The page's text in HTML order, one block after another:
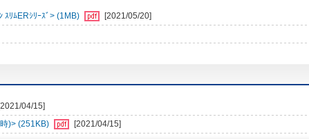
ｽﾘﾑERｼﾘｰｽﾞ> (1MB)
[2021/05/20]
[2021/04/15]
)> (251KB)
[2021/04/15]